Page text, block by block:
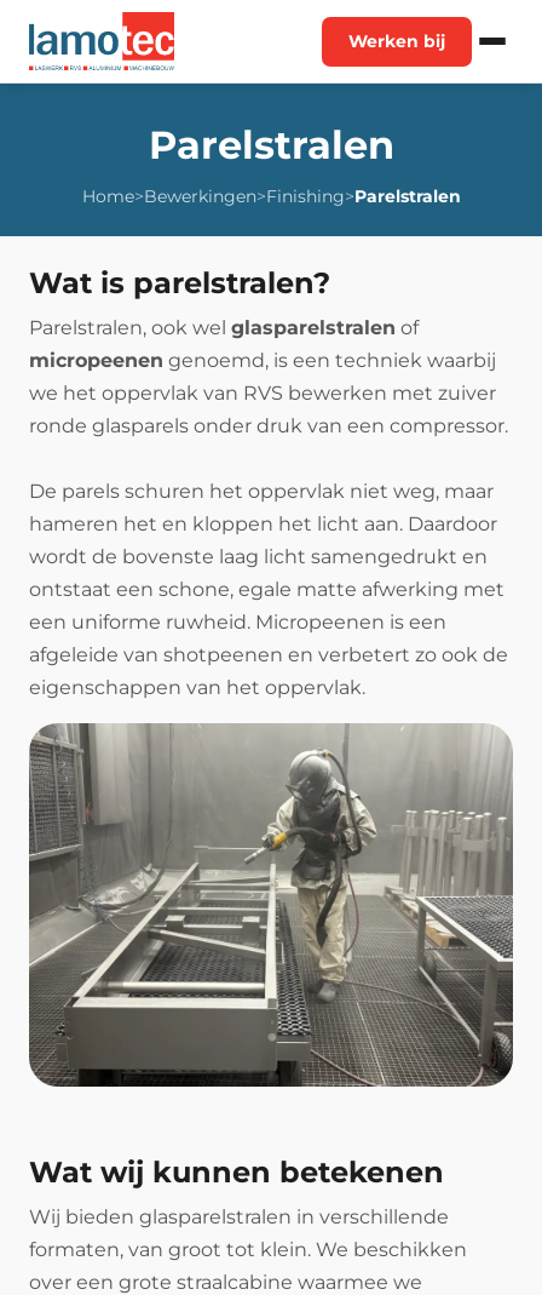
Werken bij
Parelstralen
Home>Bewerkingen>Finishing>Parelstralen
Wat is parelstralen?
Parelstralen, ook wel glasparelstralen of
micropeenen genoemd, is een techniek waarbij
we het oppervlak van RVS bewerken met zuiver
ronde glasparels onder druk van een compressor.
De parels schuren het oppervlak niet weg, maar
hameren het en kloppen het licht aan. Daardoor
wordt de bovenste laag licht samengedrukt en
ontstaat een schone, egale matte afwerking met
een uniforme ruwheid. Micropeenen is een
afgeleide van shotpeenen en verbetert zo ook de
eigenschappen van het oppervlak.
Wat wij kunnen betekenen
Wij bieden glasparelstralen in verschillende
formaten, van groot tot klein. We beschikken
over een grote straalcabine waarmee we